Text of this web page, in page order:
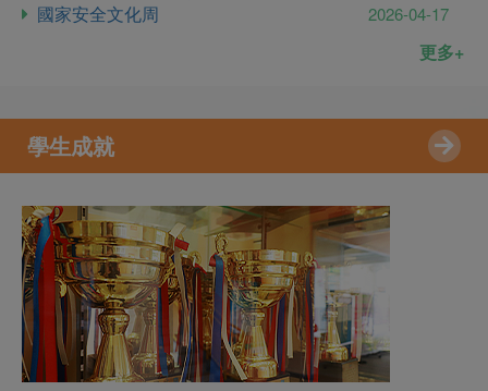
國家安全文化周 2026-04-17
更多+
學生成就